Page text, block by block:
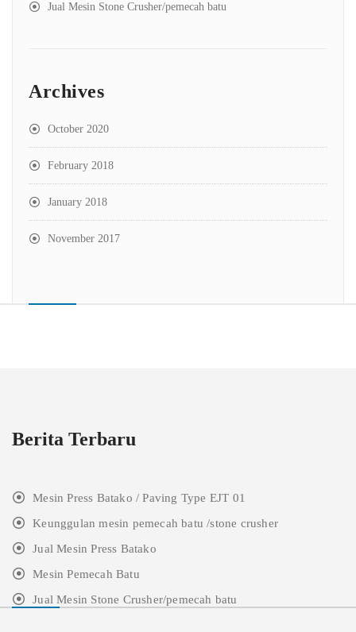
Jual Mesin Stone Crusher/pemecah batu
Archives
October 2020
February 2018
January 2018
November 2017
Berita Terbaru
Mesin Press Batako / Paving Type EJT 01
Keunggulan mesin pemecah batu /stone crusher
Jual Mesin Press Batako
Mesin Pemecah Batu
Jual Mesin Stone Crusher/pemecah batu